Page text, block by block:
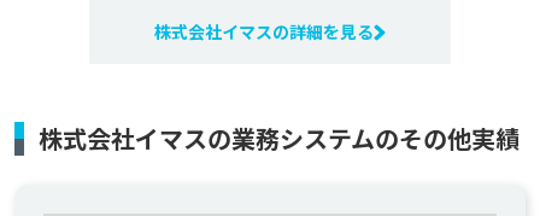
株式会社イマスの詳細を見る
株式会社イマスの業務システムのその他実績